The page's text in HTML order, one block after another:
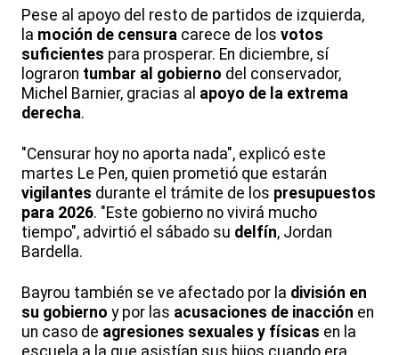
Pese al apoyo del resto de partidos de izquierda,
la moción de censura carece de los votos
suficientes para prosperar. En diciembre, sí
lograron tumbar al gobierno del conservador,
Michel Barnier, gracias al apoyo de la extrema
derecha.
"Censurar hoy no aporta nada", explicó este
martes Le Pen, quien prometió que estarán
vigilantes durante el trámite de los presupuestos
para 2026. "Este gobierno no vivirá mucho
tiempo", advirtió el sábado su delfín, Jordan
Bardella.
Bayrou también se ve afectado por la división en
su gobierno y por las acusaciones de inacción en
un caso de agresiones sexuales y físicas en la